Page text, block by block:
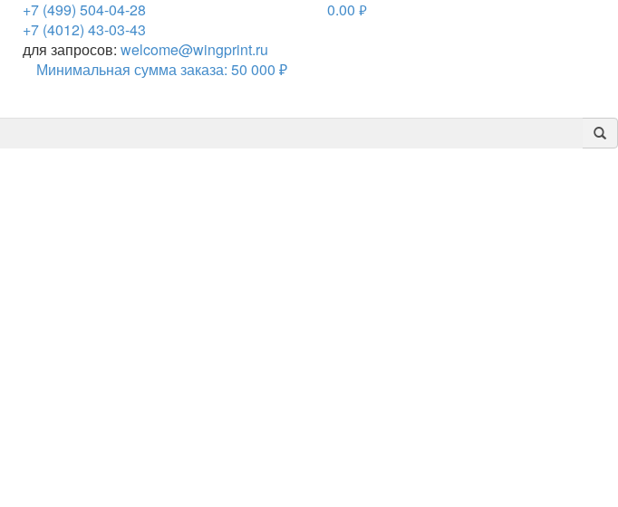
+7 (499) 504-04-28
+7 (4012) 43-03-43
для запросов: welcome@wingprint.ru
Минимальная сумма заказа: 50 000 ₽
0.00 руб.